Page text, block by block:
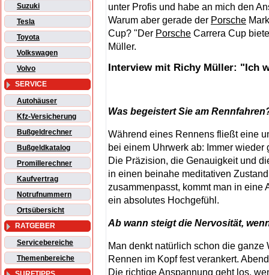
Suzuki
Tesla
Toyota
Volkswagen
Volvo
SERVICE
Autohäuser
Kfz-Versicherung
Bußgeldrechner
Bußgeldkatalog
Promillerechner
Kaufvertrag
Notrufnummern
Ortsübersicht
RATGEBER
Servicebereiche
Themenbereiche
unter Profis und habe an mich den
Warum aber gerade der Porsche
Cup? "Der Porsche Carrera Cup
Müller.
Interview mit Richy Müller: "Ich
Was begeistert Sie am
Während eines Rennens fließt eine
bei einem Uhrwerk ab: Immer
Die Präzision, die Genauigkeit und
in einen beinahe meditativen
zusammenpasst, kommt man in eine
ein absolutes Hochgefühl.
Ab wann steigt die Nervosität,
Man denkt natürlich schon die
Rennen im Kopf fest verankert.
Die richtige Anspannung geht los,